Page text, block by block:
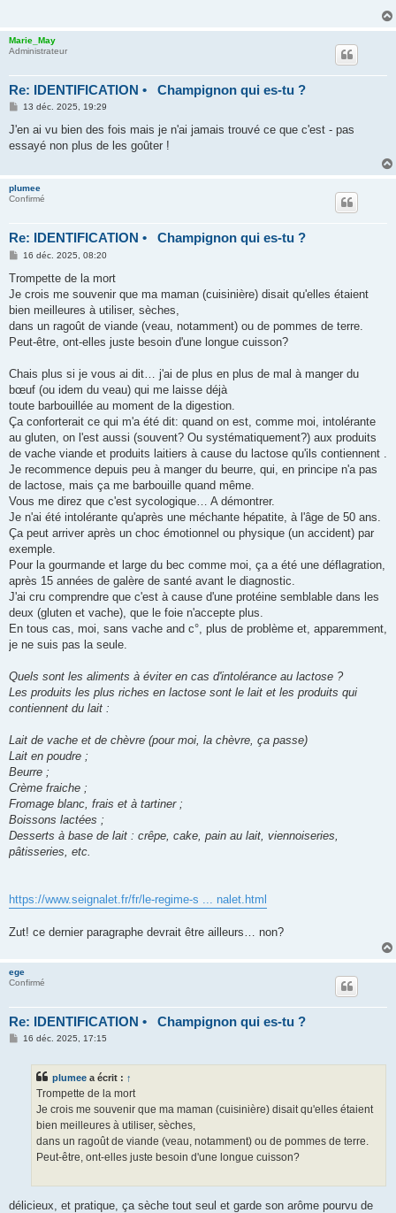
Marie_May
Administrateur
Re: IDENTIFICATION • Champignon qui es-tu ?
M
s
a
13 déc. 2025, 19:29
J'en ai vu bien des fois mais je n'ai jamais trouvé ce que c'est - pas
essayé non plus de les goûter !
plumee
Confirmé
Re: IDENTIFICATION • Champignon qui es-tu ?
M
s
a
g
16 déc. 2025, 08:20
Trompette de la mort
Je crois me souvenir que ma maman (cuisinière) disait qu'elles étaient
bien meilleures à utiliser, sèches,
dans un ragoût de viande (veau, notamment) ou de pommes de terre.
Peut-être, ont-elles juste besoin d'une longue cuisson?
Chais plus si je vous ai dit… j'ai de plus en plus de mal à manger du
bœuf (ou idem du veau) qui me laisse déjà
toute barbouillée au moment de la digestion.
Ça conforterait ce qui m'a été dit: quand on est, comme moi, intolérante
au gluten, on l'est aussi (souvent? Ou systématiquement?) aux produits
de vache viande et produits laitiers à cause du lactose qu'ils contiennent .
Je recommence depuis peu à manger du beurre, qui, en principe n'a pas
de lactose, mais ça me barbouille quand même.
Vous me direz que c'est sycologique… A démontrer.
Je n'ai été intolérante qu'après une méchante hépatite, à l'âge de 50 ans.
Ça peut arriver après un choc émotionnel ou physique (un accident) par
exemple.
Pour la gourmande et large du bec comme moi, ça a été une déflagration,
après 15 années de galère de santé avant le diagnostic.
J'ai cru comprendre que c'est à cause d'une protéine semblable dans les
deux (gluten et vache), que le foie n'accepte plus.
En tous cas, moi, sans vache and c°, plus de problème et, apparemment,
je ne suis pas la seule.
Quels sont les aliments à éviter en cas d'intolérance au lactose ?
Les produits les plus riches en lactose sont le lait et les produits qui
contiennent du lait :
Lait de vache et de chèvre (pour moi, la chèvre, ça passe)
Lait en poudre ;
Beurre ;
Crème fraiche ;
Fromage blanc, frais et à tartiner ;
Boissons lactées ;
Desserts à base de lait : crêpe, cake, pain au lait, viennoiseries,
pâtisseries, etc.
https://www.seignalet.fr/fr/le-regime-s ... nalet.html
Zut! ce dernier paragraphe devrait être ailleurs… non?
ege
Confirmé
Re: IDENTIFICATION • Champignon qui es-tu ?
M16 déc. 2025, 17:15
plumee a écrit : ↑
Trompette de la mort
Je crois me souvenir que ma maman (cuisinière) disait qu'elles étaient
bien meilleures à utiliser, sèches,
dans un ragoût de viande (veau, notamment) ou de pommes de terre.
Peut-être, ont-elles juste besoin d'une longue cuisson?
délicieux, et pratique, ça sèche tout seul et garde son arôme pourvu de